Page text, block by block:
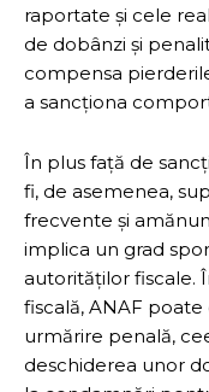
raportate și cele
de dobânzi și
compensa
a sancționa
În plus față de
fi, de asemenea,
frecvente și
implica un grad
autorităților fiscale.
fiscală, ANAF
urmărire penală,
deschiderea unor